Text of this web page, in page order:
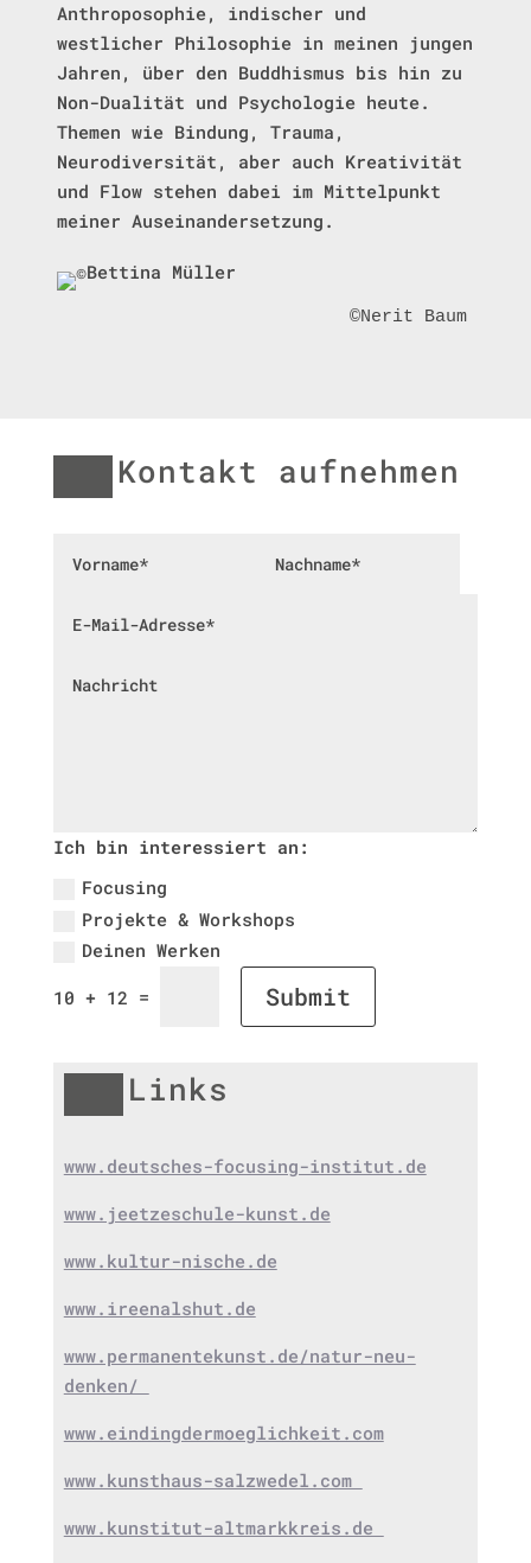
Anthroposophie, indischer und
westlicher Philosophie in meinen jungen
Jahren, über den Buddhismus bis hin zu
Non-Dualität und Psychologie heute.
Themen wie Bindung, Trauma,
Neurodiversität, aber auch Kreativität
und Flow stehen dabei im Mittelpunkt
meiner Auseinandersetzung.
©Nerit Baum
Kontakt aufnehmen
Ich bin interessiert an:
Focusing
Projekte & Workshops
Deinen Werken
10 + 12 = Submit
Links
www.deutsches-focusing-institut.de
www.jeetzeschule-kunst.de
www.kultur-nische.de
www.ireenalshut.de
www.permanentekunst.de/natur-neu-
denken/
www.eindingdermoeglichkeit.com
www.kunsthaus-salzwedel.com
www.kunstitut-altmarkkreis.de